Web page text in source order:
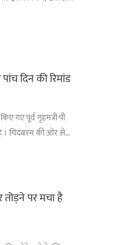
दिन की रिमांड
गए पूर्व गृहमंत्री पी
। चिदंबरम की ओर से…
पर मचा है